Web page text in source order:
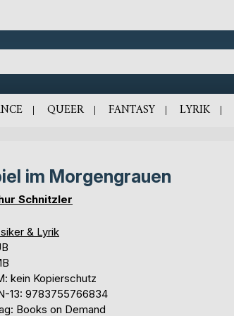
QUEER FANTASY LYRIK
im Morgengrauen
Schnitzler
& Lyrik
kein Kopierschutz
13: 9783755766834
Books on Demand